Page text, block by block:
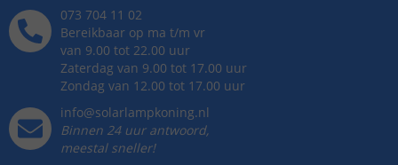
073 704 11 02
Bereikbaar op ma t/m vr
van 9.00 tot 22.00 uur
Zaterdag van 9.00 tot 17.00 uur
Zondag van 12.00 tot 17.00 uur
info@solarlampkoning.nl
Binnen 24 uur antwoord,
meestal sneller!